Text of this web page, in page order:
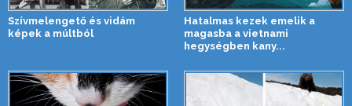
Szívmelengető és vidám
képek a múltból
Hatalmas kezek emelik a
magasba a vietnami
hegységben kany...